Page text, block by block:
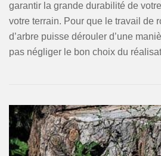
garantir la grande durabilité de
votre terrain. Pour que le travail de
d’arbre puisse dérouler d’une
pas négliger le bon choix du